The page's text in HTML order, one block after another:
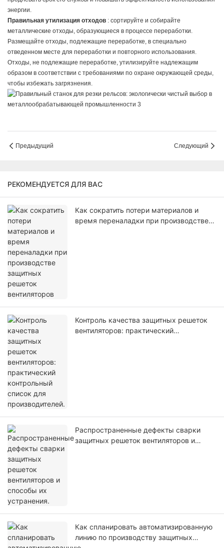
энергии.
Правильная утилизация отходов : сортируйте и собирайте
металлические отходы, образующиеся в процессе переработки.
Размещайте отходы, подлежащие переработке, в специально
отведенном месте для переработки и повторного использования.
Отходы, не подлежащие переработке, утилизируйте надлежащим
образом в соответствии с требованиями по охране окружающей среды,
чтобы избежать загрязнения.
Предыдущий Следующий
РЕКОМЕНДУЕТСЯ ДЛЯ ВАС
Как сократить потери материалов и
время переналадки при производстве
Контроль качества защитных решеток
вентиляторов: практический
Распространенные дефекты сварки
защитных решеток вентиляторов и
Как спланировать автоматизированную
линию по производству защитных